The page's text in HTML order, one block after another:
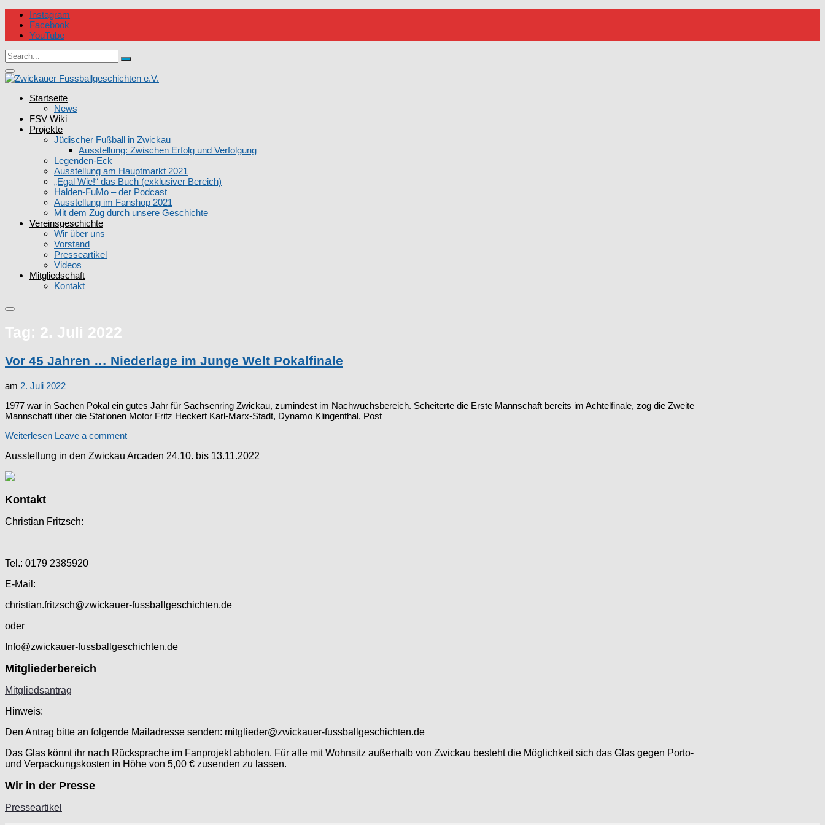
Skip
content
Instagram
Facebook
YouTube
Circular
focus
Search
for:
Search
focus
Startseite
News
FSV Wiki
Projekte
Jüdischer Fußball in Zwickau
Ausstellung: Zwischen Erfolg und Verfolgung
Legenden-Eck
Ausstellung am Hauptmarkt 2021
„Egal Wie!“ das Buch (exklusiver Bereich)
Halden-FuMo – der Podcast
Ausstellung im Fanshop 2021
Mit dem Zug durch unsere Geschichte
Vereinsgeschichte
Wir über uns
Vorstand
Presseartikel
Videos
Mitgliedschaft
Kontakt
Tag: 2. Juli 2022
Vor 45 Jahren … Niederlage im Junge Welt Pokalfinale
am 2. Juli 2022
1977 war in Sachen Pokal ein gutes Jahr für Sachsenring Zwickau, zumindest im Nachwuchsbereich. Scheiterte die Erste Mannschaft bereits im Achtelfinale, zog die Zweite
Mannschaft über die Stationen Motor Fritz Heckert Karl-Marx-Stadt, Dynamo Klingenthal, Post
Weiterlesen Leave a comment
Ausstellung in den Zwickau Arcaden 24.10. bis 13.11.2022
Kontakt
Christian Fritzsch:
Tel.: 0179 2385920
E-Mail:
christian.fritzsch@zwickauer-fussballgeschichten.de
oder
Info@zwickauer-fussballgeschichten.de
Mitgliederbereich
Mitgliedsantrag
Hinweis:
Den Antrag bitte an folgende Mailadresse senden: mitglieder@zwickauer-fussballgeschichten.de
Das Glas könnt ihr nach Rücksprache im Fanprojekt abholen. Für alle mit Wohnsitz außerhalb von Zwickau besteht die Möglichkeit sich das Glas gegen Porto-
und Verpackungskosten in Höhe von 5,00 € zusenden zu lassen.
Wir in der Presse
Presseartikel